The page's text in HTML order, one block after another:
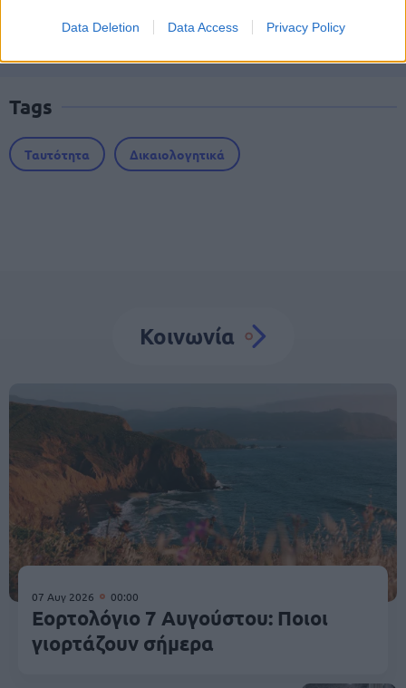
Data Deletion Data Access Privacy Policy
Tags
Ταυτότητα Δικαιολογητικά
Κοινωνία
07 Αυγ 2026 00:00
Εορτολόγιο 7 Αυγούστου: Ποιοι
γιορτάζουν σήμερα